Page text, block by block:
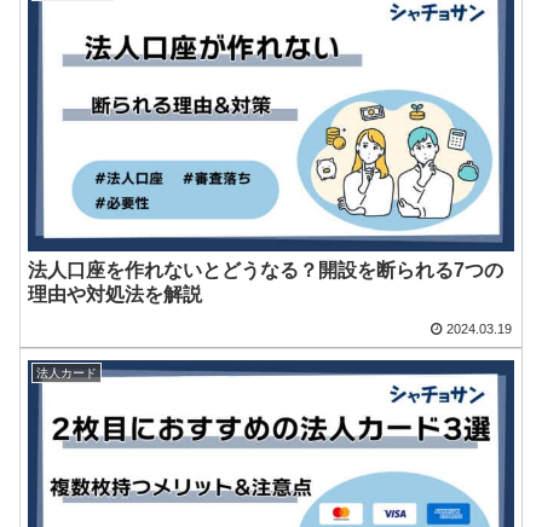
法人口座を作れないとどうなる？開設を断られる7つの
理由や対処法を解説
2024.03.19
法人カード